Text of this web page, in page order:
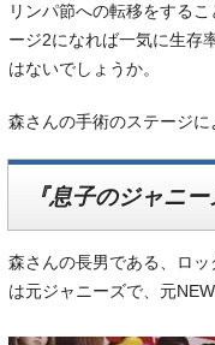
リンパ節への転移をする
ージ2になれば一気に生存
はないでしょうか。
森さんの手術のステージに
『息子のジャニー
森さんの長男である、ロ
は元ジャニーズで、元